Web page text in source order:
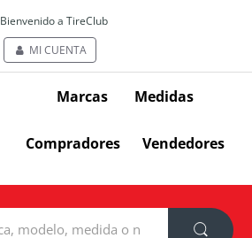
Bienvenido a TireClub
MI CUENTA
Marcas Medidas
Compradores Vendedores